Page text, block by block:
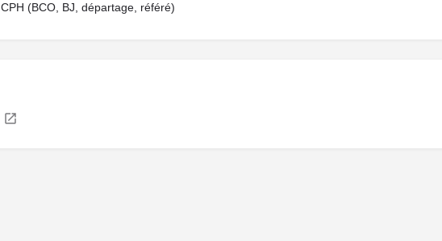
CPH (BCO, BJ, départage, référé)